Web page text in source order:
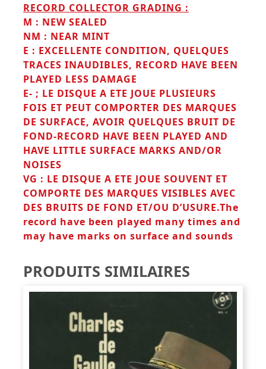
RECORD COLLECTOR GRADING :
M : NEW SEALED
NM : NEAR MINT
E : EXCELLENTE CONDITION, QUELQUES
TRACES INAUDIBLES, RECORD HAVE BEEN
PLAYED LESS DAMAGE
E- ; LE DISQUE A ETE JOUE PLUSIEURS
FOIS ET PEUT COMPORTER DES MARQUES
DE SURFACE, AVOIR QUELQUES BRUIT DE
FOND-RECORD HAVE BEEN PLAYED AND
HAVE LITTLE SURFACE MARKS AND/OR
NOISES
VG : LE DISQUE A ETE JOUE SOUVENT ET
COMPORTE DES MARQUES VISIBLES AVEC
DES BRUITS DE FOND ET/OU D’USURE.The
record have been played many times and
may have marks on surface and sounds
PRODUITS SIMILAIRES